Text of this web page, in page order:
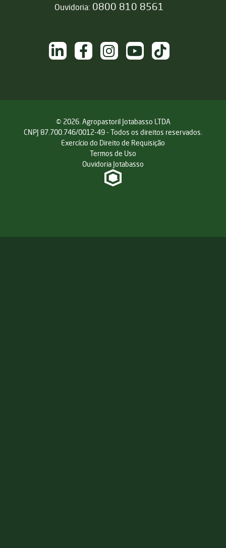
Ouvidoria: 0800 810 8561
NAS REDES SOCIAIS
© 2026. Agropastoril Jotabasso LTDA
CNPJ 87.700.746/0012-49 - Todos os direitos reservados.
Exercício do Direito de Requisição
Termos de Uso
Ouvidoria Jotabasso